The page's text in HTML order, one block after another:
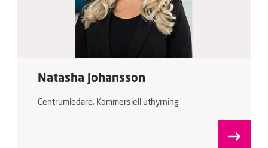
Natasha Johansson
Centrumledare, Kommersiell uthyrning